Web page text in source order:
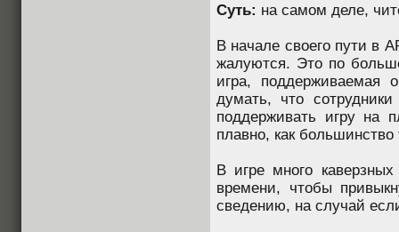
Суть: на самом деле,
В начале своего пути в
жалуются. Это по
игра, поддерживаемая
думать, что
поддерживать игру на
плавно, как
В игре много
времени, чтобы
сведению, на случай